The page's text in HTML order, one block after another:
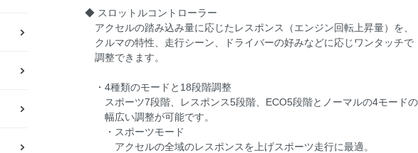
◆ スロットルコントローラー
アクセルの踏み込み量に応じたレスポンス（エンジン回転上昇量）を、
クルマの特性、走行シーン、ドライバーの好みなどに応じワンタッチで
調整できます。
・4種類のモードと18段階調整
スポーツ7段階、レスポンス5段階、ECO5段階とノーマルの4モードの
幅広い調整が可能です。
・スポーツモード
アクセルの全域のレスポンスを上げスポーツ走行に最適。